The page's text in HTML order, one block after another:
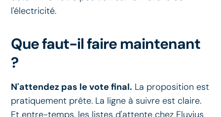
l'électricité.
Que faut-il faire maintenant
?
N'attendez pas le vote final. La proposition est
pratiquement prête. La ligne à suivre est claire.
Et entre-temps, les listes d'attente chez Fluvius